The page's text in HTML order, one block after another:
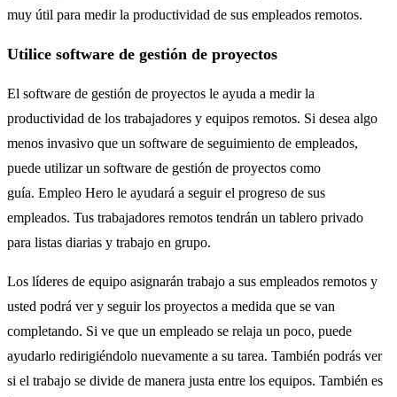
muy útil para medir la productividad de sus empleados remotos.
Utilice software de gestión de proyectos
El software de gestión de proyectos le ayuda a medir la
productividad de los trabajadores y equipos remotos. Si desea algo
menos invasivo que un software de seguimiento de empleados,
puede utilizar un software de gestión de proyectos como
guía. Empleo Hero le ayudará a seguir el progreso de sus
empleados. Tus trabajadores remotos tendrán un tablero privado
para listas diarias y trabajo en grupo.
Los líderes de equipo asignarán trabajo a sus empleados remotos y
usted podrá ver y seguir los proyectos a medida que se van
completando. Si ve que un empleado se relaja un poco, puede
ayudarlo redirigiéndolo nuevamente a su tarea. También podrás ver
si el trabajo se divide de manera justa entre los equipos. También es